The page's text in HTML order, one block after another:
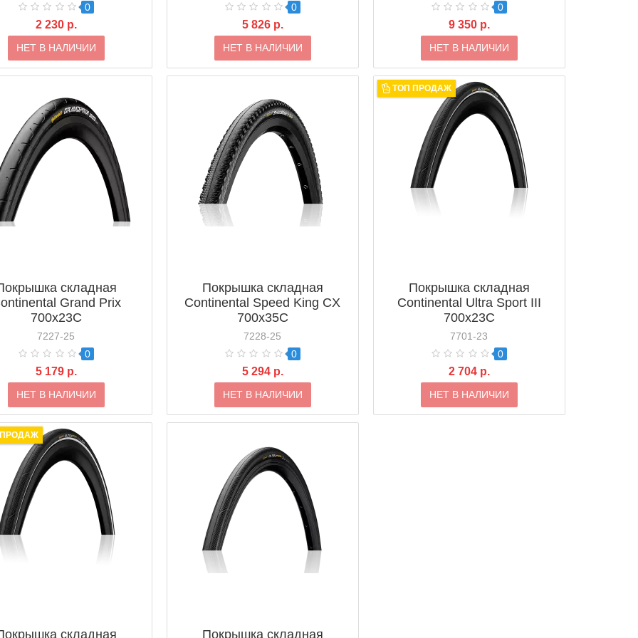
0
2 230 р.
НЕТ В НАЛИЧИИ
0
5 826 р.
НЕТ В НАЛИЧИИ
0
9 350 р.
НЕТ В НАЛИЧИИ
складная
Grand Prix
700x23C
7227-25
0
5 179 р.
НЕТ В НАЛИЧИИ
Покрышка складная
Continental Speed King CX
700x35C
7228-25
0
5 294 р.
НЕТ В НАЛИЧИИ
ТОП ПРОДАЖ
Покрышка складная
Continental Ultra Sport III
700x23C
7701-23
0
2 704 р.
НЕТ В НАЛИЧИИ
складная Покрышка складная